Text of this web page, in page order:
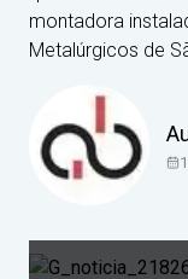
montadora
Metalúrgicos de